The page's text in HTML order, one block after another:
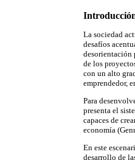
La sociedad
desafíos
desorientación
de los
con un alto
emprendedor,
Para
presenta el
capaces de
economía
En este
desarrollo de